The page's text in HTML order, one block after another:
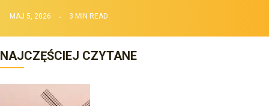
MAJ 5, 2026 3 MIN READ
NAJCZĘŚCIEJ CZYTANE